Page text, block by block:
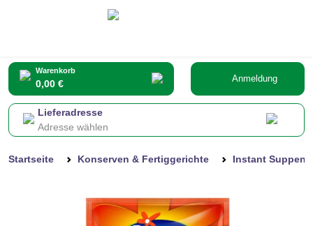
Warenkorb
0,00 € Anmeldung
Lieferadresse
Adresse wählen
Startseite Konserven & Fertiggerichte Instant Suppen